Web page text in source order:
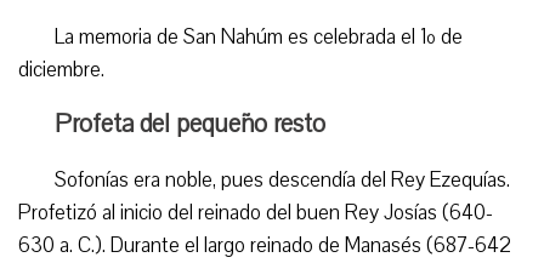
La memoria de San Nahúm es celebrada el 1º de
diciembre.
Profeta del pequeño resto
Sofonías era noble, pues descendía del Rey Ezequías.
Profetizó al inicio del reinado del buen Rey Josías (640-
630 a. C.). Durante el largo reinado de Manasés (687-642